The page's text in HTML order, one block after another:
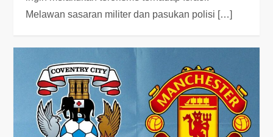
Melawan sasaran militer dan pasukan polisi […]